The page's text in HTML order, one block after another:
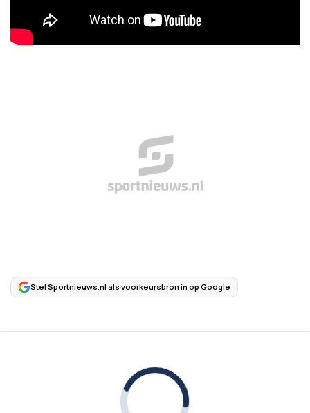
Stel Sportnieuws.nl als voorkeursbron in op Google